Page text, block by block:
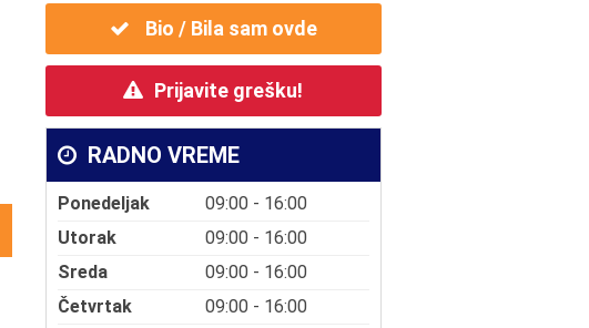
Bio / Bila sam ovde
Prijavite grešku!
RADNO VREME
Ponedeljak
09:00 - 16:00
Utorak
09:00 - 16:00
Sreda
09:00 - 16:00
Četvrtak
09:00 - 16:00